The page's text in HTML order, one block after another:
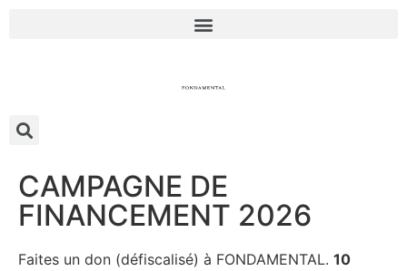
CAMPAGNE DE
FINANCEMENT 2026
Faites un don (défiscalisé) à FONDAMENTAL. 10